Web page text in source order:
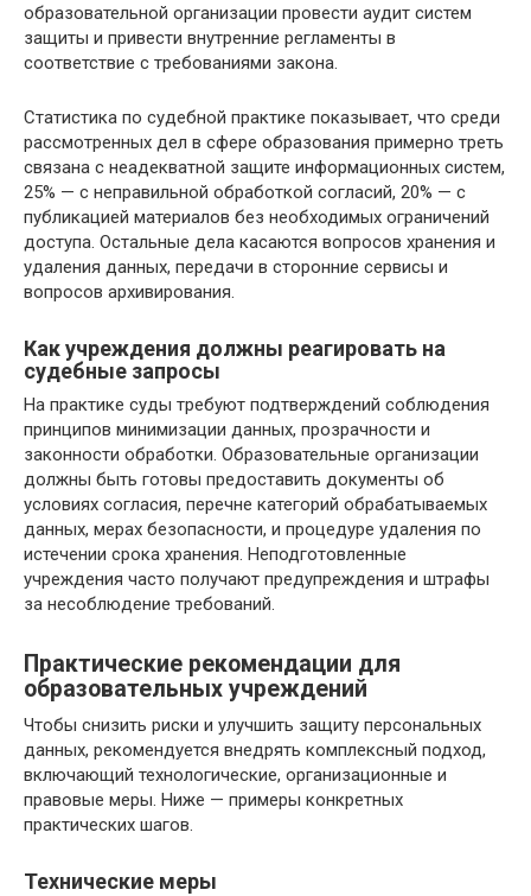
образовательной организации провести аудит систем
защиты и привести внутренние регламенты в
соответствие с требованиями закона.
Статистика по судебной практике показывает, что среди
рассмотренных дел в сфере образования примерно треть
связана с неадекватной защите информационных систем,
25% — с неправильной обработкой согласий, 20% — с
публикацией материалов без необходимых ограничений
доступа. Остальные дела касаются вопросов хранения и
удаления данных, передачи в сторонние сервисы и
вопросов архивирования.
Как учреждения должны реагировать на
судебные запросы
На практике суды требуют подтверждений соблюдения
принципов минимизации данных, прозрачности и
законности обработки. Образовательные организации
должны быть готовы предоставить документы об
условиях согласия, перечне категорий обрабатываемых
данных, мерах безопасности, и процедуре удаления по
истечении срока хранения. Неподготовленные
учреждения часто получают предупреждения и штрафы
за несоблюдение требований.
Практические рекомендации для
образовательных учреждений
Чтобы снизить риски и улучшить защиту персональных
данных, рекомендуется внедрять комплексный подход,
включающий технологические, организационные и
правовые меры. Ниже — примеры конкретных
практических шагов.
Технические меры